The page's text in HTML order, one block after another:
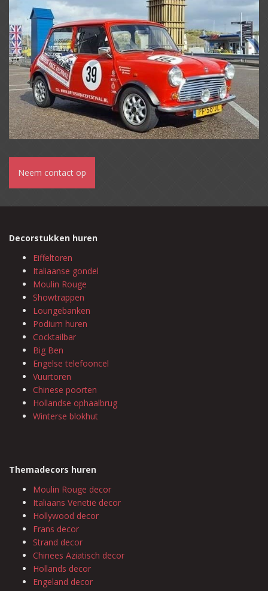
Neem contact op
Decorstukken huren
Eiffeltoren
Italiaanse gondel
Moulin Rouge
Showtrappen
Loungebanken
Podium huren
Cocktailbar
Big Ben
Engelse telefooncel
Vuurtoren
Chinese poorten
Hollandse ophaalbrug
Winterse blokhut
Themadecors huren
Moulin Rouge decor
Italiaans Venetië decor
Hollywood decor
Frans decor
Strand decor
Chinees Aziatisch decor
Hollands decor
Engeland decor